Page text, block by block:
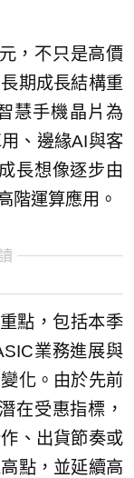
，不只是高價
期成長結構重
慧手機晶片為
、邊緣AI與客
長想像逐步由
階運算應用。
點，包括本季
業務進展與
化。由於先前
在受惠指標，
、出貨節奏或
點，並延續高